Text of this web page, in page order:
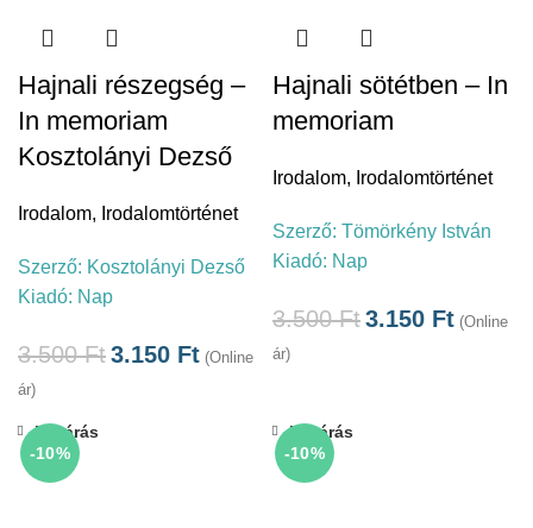
Hajnali részegség –
In memoriam
Kosztolányi Dezső
Irodalom, Irodalomtörténet
Szerző: Kosztolányi Dezső
Kiadó: Nap
3.500Ft3.150 Ft (Online
ár)
Hajnali sötétben – In
memoriam
Irodalom, Irodalomtörténet
Szerző: Tömörkény István
Kiadó: Nap
3.500Ft3.150 Ft (Online
ár)
-10%
Bezárás
-10%
Bezárás